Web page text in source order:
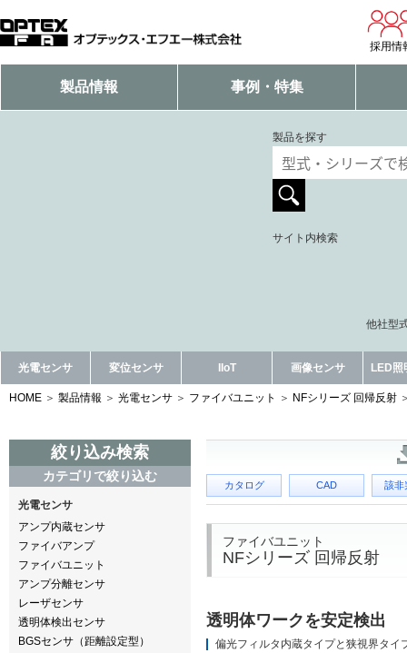
採用情
製品情報 事例・特集
製品を探す
サイト内検索
他社型
光電センサ 変位センサ IIoT 画像センサ LED照
HOME 製品情報 光電センサ ファイバユニット NFシリーズ 回帰反射
絞り込み検索
カテゴリで絞り込む
光電センサ
アンプ内蔵センサ
ファイバアンプ
ファイバユニット
アンプ分離センサ
レーザセンサ
透明体検出センサ
BGSセンサ（距離設定型）
カタログ CAD 該非
ファイバユニット
NFシリーズ 回帰反射
透明体ワークを安定検出
偏光フィルタ内蔵タイプと狭視界タイ